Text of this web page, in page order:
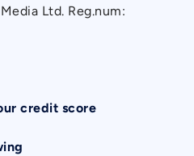
Ltd. Reg.num:
credit score